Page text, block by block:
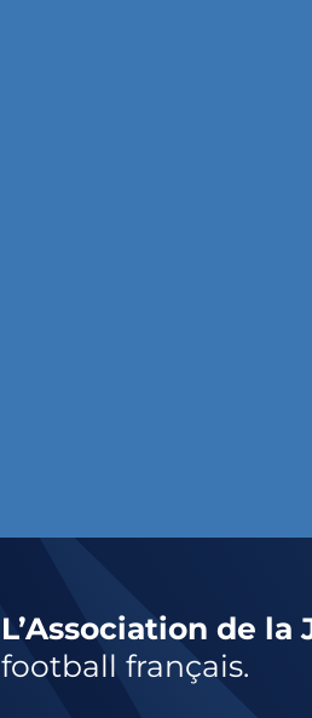
L’Association de
football français.